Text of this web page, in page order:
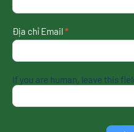
nhất
Địa chỉ Email*
If you are human, leave this